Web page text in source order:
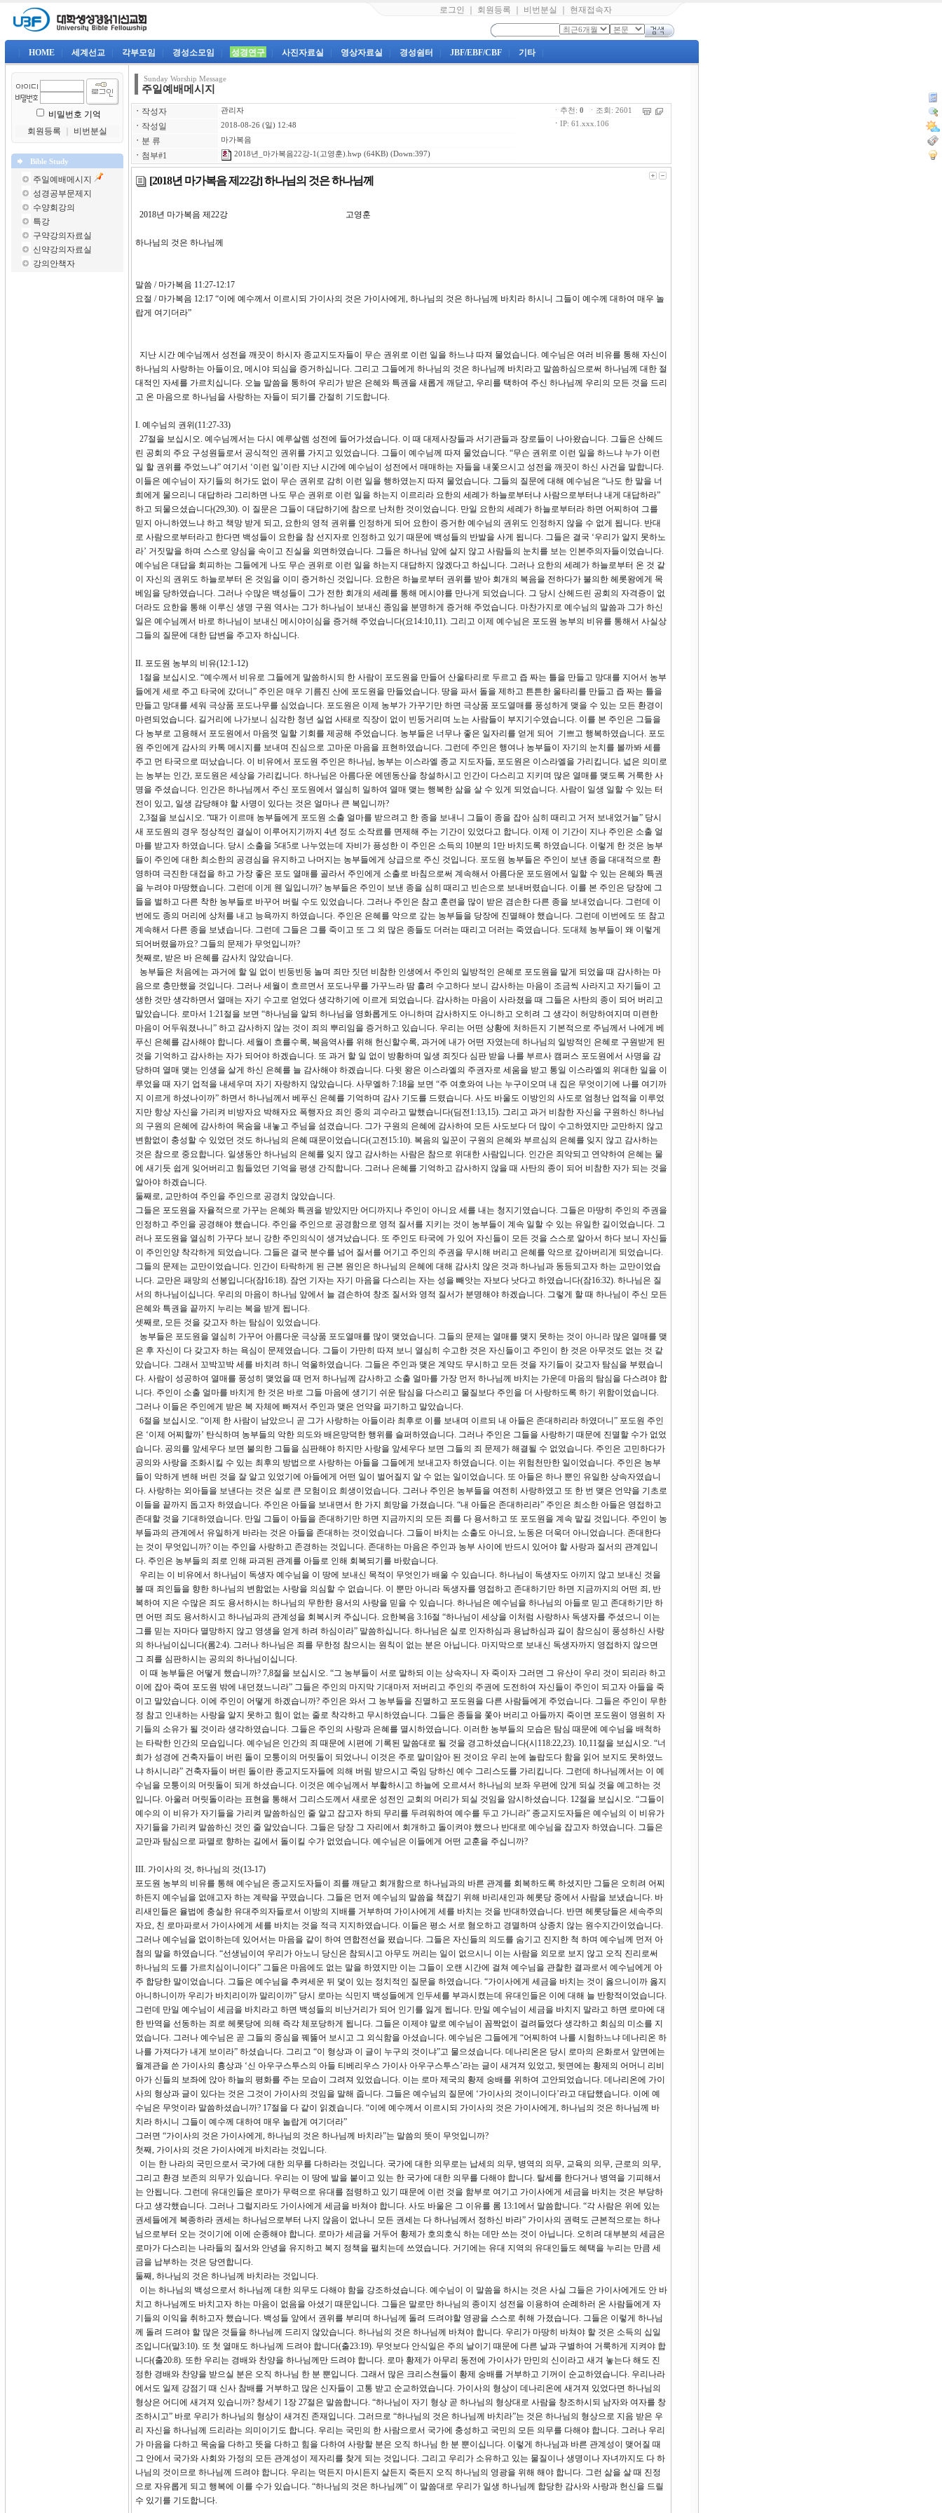
로그인 회원등록 비번분실 현재접속자
HOME 세계선교 각부모임 경성소모임 성경연구 사진자료실 영상자료실 경성쉼터 JBF/EBF/CBF 기타
비밀번호 기억
회원등록
비번분실
Bible Study
주일예배메시지
성경공부문제지
수양회강의
특강
구약강의자료실
신약강의자료실
강의안책자
Sunday Worship Message
주일예배메시지
ㆍ 작성자 관리자
ㆍ 작성일 2018-08-26 (일) 12:48
ㆍ 분 류 마가복음
ㆍ 첨부#1 2018년_마가복음22강-1(고영훈).hwp (64KB) (Down:397)
ㆍ추천: 0 ㆍ조회: 2601
ㆍ IP: 61.xxx.106
[2018년 마가복음 제22강] 하나님의 것은 하나님께
2018년 마가복음 제22강 고영훈
하나님의 것은 하나님께
말씀 / 마가복음 11:27-12:17
요절 / 마가복음 12:17 “이에 예수께서 이르시되 가이사의 것은 가이사에게, 하나님의 것은 하나님께 바치라 하시니 그들이 예수께 대하여 매우 놀
랍게 여기더라”
지난 시간 예수님께서 성전을 깨끗이 하시자 종교지도자들이 무슨 권위로 이런 일을 하느냐 따져 물었습니다. 예수님은 여러 비유를 통해 자신이
하나님의 사랑하는 아들이요, 메시야 되심을 증거하십니다. 그리고 그들에게 하나님의 것은 하나님께 바치라고 말씀하심으로써 하나님께 대한 절
대적인 자세를 가르치십니다. 오늘 말씀을 통하여 우리가 받은 은혜와 특권을 새롭게 깨닫고, 우리를 택하여 주신 하나님께 우리의 모든 것을 드리
고 온 마음으로 하나님을 사랑하는 자들이 되기를 간절히 기도합니다.
I. 예수님의 권위(11:27-33)
27절을 보십시오. 예수님께서는 다시 예루살렘 성전에 들어가셨습니다. 이 때 대제사장들과 서기관들과 장로들이 나아왔습니다. 그들은 산헤드
린 공회의 주요 구성원들로서 공식적인 권위를 가지고 있었습니다. 그들이 예수님께 따져 물었습니다. “무슨 권위로 이런 일을 하느냐 누가 이런
일 할 권위를 주었느냐” 여기서 ‘이런 일’이란 지난 시간에 예수님이 성전에서 매매하는 자들을 내쫓으시고 성전을 깨끗이 하신 사건을 말합니다.
이들은 예수님이 자기들의 허가도 없이 무슨 권위로 감히 이런 일을 행하였는지 따져 물었습니다. 그들의 질문에 대해 예수님은 “나도 한 말을 너
희에게 물으리니 대답하라 그리하면 나도 무슨 권위로 이런 일을 하는지 이르리라 요한의 세례가 하늘로부터냐 사람으로부터냐 내게 대답하라”
하고 되물으셨습니다(29,30). 이 질문은 그들이 대답하기에 참으로 난처한 것이었습니다. 만일 요한의 세례가 하늘로부터라 하면 어찌하여 그를
믿지 아니하였느냐 하고 책망 받게 되고, 요한의 영적 권위를 인정하게 되어 요한이 증거한 예수님의 권위도 인정하지 않을 수 없게 됩니다. 반대
로 사람으로부터라고 한다면 백성들이 요한을 참 선지자로 인정하고 있기 때문에 백성들의 반발을 사게 됩니다. 그들은 결국 ‘우리가 알지 못하노
라’ 거짓말을 하며 스스로 양심을 속이고 진실을 외면하였습니다. 그들은 하나님 앞에 살지 않고 사람들의 눈치를 보는 인본주의자들이었습니다.
예수님은 대답을 회피하는 그들에게 나도 무슨 권위로 이런 일을 하는지 대답하지 않겠다고 하십니다. 그러나 요한의 세례가 하늘로부터 온 것 같
이 자신의 권위도 하늘로부터 온 것임을 이미 증거하신 것입니다. 요한은 하늘로부터 권위를 받아 회개의 복음을 전하다가 불의한 헤롯왕에게 목
베임을 당하였습니다. 그러나 수많은 백성들이 그가 전한 회개의 세례를 통해 메시야를 만나게 되었습니다. 그 당시 산헤드린 공회의 자격증이 없
더라도 요한을 통해 이루신 생명 구원 역사는 그가 하나님이 보내신 종임을 분명하게 증거해 주었습니다. 마찬가지로 예수님의 말씀과 그가 하신
일은 예수님께서 바로 하나님이 보내신 메시야이심을 증거해 주었습니다(요14:10,11). 그리고 이제 예수님은 포도원 농부의 비유를 통해서 사실상
그들의 질문에 대한 답변을 주고자 하십니다.
II. 포도원 농부의 비유(12:1-12)
1절을 보십시오. “예수께서 비유로 그들에게 말씀하시되 한 사람이 포도원을 만들어 산울타리로 두르고 즙 짜는 틀을 만들고 망대를 지어서 농부
들에게 세로 주고 타국에 갔더니” 주인은 매우 기름진 산에 포도원을 만들었습니다. 땅을 파서 돌을 제하고 튼튼한 울타리를 만들고 즙 짜는 틀을
만들고 망대를 세워 극상품 포도나무를 심었습니다. 포도원은 이제 농부가 가꾸기만 하면 극상품 포도열매를 풍성하게 맺을 수 있는 모든 환경이
마련되었습니다. 길거리에 나가보니 심각한 청년 실업 사태로 직장이 없이 빈둥거리며 노는 사람들이 부지기수였습니다. 이를 본 주인은 그들을
다 농부로 고용해서 포도원에서 마음껏 일할 기회를 제공해 주었습니다. 농부들은 너무나 좋은 일자리를 얻게 되어 기쁘고 행복하였습니다. 포도
원 주인에게 감사의 카톡 메시지를 보내며 진심으로 고마운 마음을 표현하였습니다. 그런데 주인은 행여나 농부들이 자기의 눈치를 볼까봐 세를
주고 먼 타국으로 떠났습니다. 이 비유에서 포도원 주인은 하나님, 농부는 이스라엘 종교 지도자들, 포도원은 이스라엘을 가리킵니다. 넓은 의미로
는 농부는 인간, 포도원은 세상을 가리킵니다. 하나님은 아름다운 에덴동산을 창설하시고 인간이 다스리고 지키며 많은 열매를 맺도록 거룩한 사
명을 주셨습니다. 인간은 하나님께서 주신 포도원에서 열심히 일하여 열매 맺는 행복한 삶을 살 수 있게 되었습니다. 사람이 일생 일할 수 있는 터
전이 있고, 일생 감당해야 할 사명이 있다는 것은 얼마나 큰 복입니까?
2,3절을 보십시오. “때가 이르매 농부들에게 포도원 소출 얼마를 받으려고 한 종을 보내니 그들이 종을 잡아 심히 때리고 거저 보내었거늘” 당시
새 포도원의 경우 정상적인 결실이 이루어지기까지 4년 정도 소작료를 면제해 주는 기간이 있었다고 합니다. 이제 이 기간이 지나 주인은 소출 얼
마를 받고자 하였습니다. 당시 소출을 5대5로 나누었는데 자비가 픙성한 이 주인은 소득의 10분의 1만 바치도록 하였습니다. 이렇게 한 것은 농부
들이 주인에 대한 최소한의 공경심을 유지하고 나머지는 농부들에게 상급으로 주신 것입니다. 포도원 농부들은 주인이 보낸 종을 대대적으로 환
영하며 극진한 대접을 하고 가장 좋은 포도 열매를 골라서 주인에게 소출로 바침으로써 계속해서 아름다운 포도원에서 일할 수 있는 은혜와 특권
을 누려야 마땅했습니다. 그런데 이게 웬 일입니까? 농부들은 주인이 보낸 종을 심히 때리고 빈손으로 보내버렸습니다. 이를 본 주인은 당장에 그
들을 벌하고 다른 착한 농부들로 바꾸어 버릴 수도 있었습니다. 그러나 주인은 참고 훈련을 많이 받은 겸손한 다른 종을 보내었습니다. 그런데 이
번에도 종의 머리에 상처를 내고 능욕까지 하였습니다. 주인은 은혜를 악으로 갚는 농부들을 당장에 진멸해야 했습니다. 그런데 이번에도 또 참고
계속해서 다른 종을 보냈습니다. 그런데 그들은 그를 죽이고 또 그 외 많은 종들도 더러는 때리고 더러는 죽였습니다. 도대체 농부들이 왜 이렇게
되어버렸을까요? 그들의 문제가 무엇입니까?
첫째로, 받은 바 은혜를 감사치 않았습니다.
농부들은 처음에는 과거에 할 일 없이 빈둥빈둥 놀며 죄만 짓던 비참한 인생에서 주인의 일방적인 은혜로 포도원을 맡게 되었을 때 감사하는 마
음으로 충만했을 것입니다. 그러나 세월이 흐르면서 포도나무를 가꾸느라 땀 흘려 수고하다 보니 감사하는 마음이 조금씩 사라지고 자기들이 고
생한 것만 생각하면서 열매는 자기 수고로 얻었다 생각하기에 이르게 되었습니다. 감사하는 마음이 사라졌을 때 그들은 사탄의 종이 되어 버리고
말았습니다. 로마서 1:21절을 보면 “하나님을 알되 하나님을 영화롭게도 아니하며 감사하지도 아니하고 오히려 그 생각이 허망하여지며 미련한
마음이 어두워졌나니” 하고 감사하지 않는 것이 죄의 뿌리임을 증거하고 있습니다. 우리는 어떤 상황에 처하든지 기본적으로 주님께서 나에게 베
푸신 은혜를 감사해야 합니다. 세월이 흐를수록, 복음역사를 위해 헌신할수록, 과거에 내가 어떤 자였는데 하나님의 일방적인 은혜로 구원받게 된
것을 기억하고 감사하는 자가 되어야 하겠습니다. 또 과거 할 일 없이 방황하며 일생 죄짓다 심판 받을 나를 부르사 캠퍼스 포도원에서 사명을 감
당하며 열매 맺는 인생을 살게 하신 은혜를 늘 감사해야 하겠습니다. 다윗 왕은 이스라엘의 주권자로 세움을 받고 통일 이스라엘의 위대한 일을 이
루었을 때 자기 업적을 내세우며 자기 자랑하지 않았습니다. 사무엘하 7:18을 보면 “주 여호와여 나는 누구이오며 내 집은 무엇이기에 나를 여기까
지 이르게 하셨나이까” 하면서 하나님께서 베푸신 은혜를 기억하며 감사 기도를 드렸습니다. 사도 바울도 이방인의 사도로 엄청난 업적을 이루었
지만 항상 자신을 가리켜 비방자요 박해자요 폭행자요 죄인 중의 괴수라고 말했습니다(딤전1:13,15). 그리고 과거 비참한 자신을 구원하신 하나님
의 구원의 은혜에 감사하여 목숨을 내놓고 주님을 섬겼습니다. 그가 구원의 은혜에 감사하여 모든 사도보다 더 많이 수고하였지만 교만하지 않고
변함없이 충성할 수 있었던 것도 하나님의 은혜 때문이었습니다(고전15:10). 복음의 일꾼이 구원의 은혜와 부르심의 은혜를 잊지 않고 감사하는
것은 참으로 중요합니다. 일생동안 하나님의 은혜를 잊지 않고 감사하는 사람은 참으로 위대한 사람입니다. 인간은 죄악되고 연약하여 은혜는 물
에 새기듯 쉽게 잊어버리고 힘들었던 기억을 평생 간직합니다. 그러나 은혜를 기억하고 감사하지 않을 때 사탄의 종이 되어 비참한 자가 되는 것을
알아야 하겠습니다.
둘째로, 교만하여 주인을 주인으로 공경치 않았습니다.
그들은 포도원을 자율적으로 가꾸는 은혜와 특권을 받았지만 어디까지나 주인이 아니요 세를 내는 청지기였습니다. 그들은 마땅히 주인의 주권을
인정하고 주인을 공경해야 했습니다. 주인을 주인으로 공경함으로 영적 질서를 지키는 것이 농부들이 계속 일할 수 있는 유일한 길이었습니다. 그
러나 포도원을 열심히 가꾸다 보니 강한 주인의식이 생겨났습니다. 또 주인도 타국에 가 있어 자신들이 모든 것을 스스로 알아서 하다 보니 자신들
이 주인인양 착각하게 되었습니다. 그들은 결국 분수를 넘어 질서를 어기고 주인의 주권을 무시해 버리고 은혜를 악으로 갚아버리게 되었습니다.
그들의 문제는 교만이었습니다. 인간이 타락하게 된 근본 원인은 하나님의 은혜에 대해 감사치 않은 것과 하나님과 동등되고자 하는 교만이었습
니다. 교만은 패망의 선봉입니다(잠16:18). 잠언 기자는 자기 마음을 다스리는 자는 성을 빼앗는 자보다 낫다고 하였습니다(잠16:32). 하나님은 질
서의 하나님이십니다. 우리의 마음이 하나님 앞에서 늘 겸손하여 창조 질서와 영적 질서가 분명해야 하겠습니다. 그렇게 할 때 하나님이 주신 모든
은혜와 특권을 끝까지 누리는 복을 받게 됩니다.
셋째로, 모든 것을 갖고자 하는 탐심이 있었습니다.
농부들은 포도원을 열심히 가꾸어 아름다운 극상품 포도열매를 많이 맺었습니다. 그들의 문제는 열매를 맺지 못하는 것이 아니라 많은 열매를 맺
은 후 자신이 다 갖고자 하는 욕심이 문제였습니다. 그들이 가만히 따져 보니 열심히 수고한 것은 자신들이고 주인이 한 것은 아무것도 없는 것 같
았습니다. 그래서 꼬박꼬박 세를 바치려 하니 억울하였습니다. 그들은 주인과 맺은 계약도 무시하고 모든 것을 자기들이 갖고자 탐심을 부렸습니
다. 사람이 성공하여 열매를 풍성히 맺었을 때 먼저 하나님께 감사하고 소출 얼마를 가장 먼저 하나님께 바치는 가운데 마음의 탐심을 다스려야 합
니다. 주인이 소출 얼마를 바치게 한 것은 바로 그들 마음에 생기기 쉬운 탐심을 다스리고 물질보다 주인을 더 사랑하도록 하기 위함이었습니다.
그러나 이들은 주인에게 받은 복 자체에 빠져서 주인과 맺은 언약을 파기하고 말았습니다.
6절을 보십시오. “이제 한 사람이 남았으니 곧 그가 사랑하는 아들이라 최후로 이를 보내며 이르되 내 아들은 존대하리라 하였더니” 포도원 주인
은 ‘이제 어찌할까’ 탄식하며 농부들의 악한 의도와 배은망덕한 행위를 슬퍼하였습니다. 그러나 주인은 그들을 사랑하기 때문에 진멸할 수가 없었
습니다. 공의를 앞세우다 보면 불의한 그들을 심판해야 하지만 사랑을 앞세우다 보면 그들의 죄 문제가 해결될 수 없었습니다. 주인은 고민하다가
공의와 사랑을 조화시킬 수 있는 최후의 방법으로 사랑하는 아들을 그들에게 보내고자 하였습니다. 이는 위험천만한 일이었습니다. 주인은 농부
들이 악하게 변해 버린 것을 잘 알고 있었기에 아들에게 어떤 일이 벌어질지 알 수 없는 일이었습니다. 또 아들은 하나 뿐인 유일한 상속자였습니
다. 사랑하는 외아들을 보낸다는 것은 실로 큰 모험이요 희생이었습니다. 그러나 주인은 농부들을 여전히 사랑하였고 또 한 번 맺은 언약을 기초로
이들을 끝까지 돕고자 하였습니다. 주인은 아들을 보내면서 한 가지 희망을 가졌습니다. “내 아들은 존대하리라” 주인은 최소한 아들은 영접하고
존대할 것을 기대하였습니다. 만일 그들이 아들을 존대하기만 하면 지금까지의 모든 죄를 다 용서하고 또 포도원을 계속 맡길 것입니다. 주인이 농
부들과의 관계에서 유일하게 바라는 것은 아들을 존대하는 것이었습니다. 그들이 바치는 소출도 아니요, 노동은 더욱더 아니었습니다. 존대한다
는 것이 무엇입니까? 이는 주인을 사랑하고 존경하는 것입니다. 존대하는 마음은 주인과 농부 사이에 반드시 있어야 할 사랑과 질서의 관계입니
다. 주인은 농부들의 죄로 인해 파괴된 관계를 아들로 인해 회복되기를 바랐습니다.
우리는 이 비유에서 하나님이 독생자 예수님을 이 땅에 보내신 목적이 무엇인가 배울 수 있습니다. 하나님이 독생자도 아끼지 않고 보내신 것을
볼 때 죄인들을 향한 하나님의 변함없는 사랑을 의심할 수 없습니다. 이 뿐만 아니라 독생자를 영접하고 존대하기만 하면 지금까지의 어떤 죄, 반
복하여 지은 수많은 죄도 용서하시는 하나님의 무한한 용서의 사랑을 믿을 수 있습니다. 하나님은 예수님을 하나님의 아들로 믿고 존대하기만 하
면 어떤 죄도 용서하시고 하나님과의 관계성을 회복시켜 주십니다. 요한복음 3:16절 “하나님이 세상을 이처럼 사랑하사 독생자를 주셨으니 이는
그를 믿는 자마다 멸망하지 않고 영생을 얻게 하려 하심이라” 말씀하십니다. 하나님은 실로 인자하심과 용납하심과 길이 참으심이 풍성하신 사랑
의 하나님이십니다(롬2:4). 그러나 하나님은 죄를 무한정 참으시는 원칙이 없는 분은 아닙니다. 마지막으로 보내신 독생자까지 영접하지 않으면
그 죄를 심판하시는 공의의 하나님이십니다.
이 때 농부들은 어떻게 했습니까? 7,8절을 보십시오. “그 농부들이 서로 말하되 이는 상속자니 자 죽이자 그러면 그 유산이 우리 것이 되리라 하고
이에 잡아 죽여 포도원 밖에 내던졌느니라” 그들은 주인의 마지막 기대마저 저버리고 주인의 주권에 도전하여 자신들이 주인이 되고자 아들을 죽
이고 말았습니다. 이에 주인이 어떻게 하겠습니까? 주인은 와서 그 농부들을 진멸하고 포도원을 다른 사람들에게 주었습니다. 그들은 주인이 무한
정 참고 인내하는 사랑을 알지 못하고 힘이 없는 줄로 착각하고 무시하였습니다. 그들은 종들을 쫓아 버리고 아들까지 죽이면 포도원이 영원히 자
기들의 소유가 될 것이라 생각하였습니다. 그들은 주인의 사랑과 은혜를 멸시하였습니다. 이러한 농부들의 모습은 탐심 때문에 예수님을 배척하
는 타락한 인간의 모습입니다. 예수님은 인간의 죄 때문에 시편에 기록된 말씀대로 될 것을 경고하셨습니다(시118:22,23). 10,11절을 보십시오. “너
희가 성경에 건축자들이 버린 돌이 모퉁이의 머릿돌이 되었나니 이것은 주로 말미암아 된 것이요 우리 눈에 놀랍도다 함을 읽어 보지도 못하였느
냐 하시니라” 건축자들이 버린 돌이란 종교지도자들에 의해 버림 받으시고 죽임 당하신 예수 그리스도를 가리킵니다. 그런데 하나님께서는 이 예
수님을 모퉁이의 머릿돌이 되게 하셨습니다. 이것은 예수님께서 부활하시고 하늘에 오르셔서 하나님의 보좌 우편에 앉게 되실 것을 예고하는 것
입니다. 아울러 머릿돌이라는 표현을 통해서 그리스도께서 새로운 성전인 교회의 머리가 되실 것임을 암시하셨습니다. 12절을 보십시오. “그들이
예수의 이 비유가 자기들을 가리켜 말씀하심인 줄 알고 잡고자 하되 무리를 두려워하여 예수를 두고 가니라” 종교지도자들은 예수님의 이 비유가
자기들을 가리켜 말씀하신 것인 줄 알았습니다. 그들은 당장 그 자리에서 회개하고 돌이켜야 했으나 반대로 예수님을 잡고자 하였습니다. 그들은
교만과 탐심으로 파멸로 향하는 길에서 돌이킬 수가 없었습니다. 예수님은 이들에게 어떤 교훈을 주십니까?
III. 가이사의 것, 하나님의 것(13-17)
포도원 농부의 비유를 통해 예수님은 종교지도자들이 죄를 깨닫고 회개함으로 하나님과의 바른 관계를 회복하도록 하셨지만 그들은 오히려 어찌
하든지 예수님을 없애고자 하는 계략을 꾸몄습니다. 그들은 먼저 예수님의 말씀을 책잡기 위해 바리새인과 헤롯당 중에서 사람을 보냈습니다. 바
리새인들은 율법에 충실한 유대주의자들로서 이방의 지배를 거부하며 가이사에게 세를 바치는 것을 반대하였습니다. 반면 헤롯당들은 세속주의
자요, 친 로마파로서 가이사에게 세를 바치는 것을 적극 지지하였습니다. 이들은 평소 서로 혐오하고 경멸하며 상종치 않는 원수지간이었습니다.
그러나 예수님을 없이하는데 있어서는 마음을 같이 하여 연합전선을 폈습니다. 그들은 자신들의 의도를 숨기고 진지한 척 하며 예수님께 먼저 아
첨의 말을 하였습니다. “선생님이여 우리가 아노니 당신은 참되시고 아무도 꺼리는 일이 없으시니 이는 사람을 외모로 보지 않고 오직 진리로써
하나님의 도를 가르치심이니이다” 그들은 마음에도 없는 말을 하였지만 이는 그들이 오랜 시간에 걸쳐 예수님을 관찰한 결과로서 예수님에게 아
주 합당한 말이었습니다. 그들은 예수님을 추켜세운 뒤 덫이 있는 정치적인 질문을 하였습니다. “가이사에게 세금을 바치는 것이 옳으니이까 옳지
아니하니이까 우리가 바치리이까 말리이까” 당시 로마는 식민지 백성들에게 인두세를 부과시켰는데 유대인들은 이에 대해 늘 반항적이었습니다.
그런데 만일 예수님이 세금을 바치라고 하면 백성들의 비난거리가 되어 인기를 잃게 됩니다. 만일 예수님이 세금을 바치지 말라고 하면 로마에 대
한 반역을 선동하는 죄로 헤롯당에 의해 즉각 체포당하게 됩니다. 그들은 이제야 말로 예수님이 꼼짝없이 걸려들었다 생각하고 회심의 미소를 지
었습니다. 그러나 예수님은 곧 그들의 중심을 꿰뚫어 보시고 그 외식함을 아셨습니다. 예수님은 그들에게 “어찌하여 나를 시험하느냐 데나리온 하
나를 가져다가 내게 보이라” 하셨습니다. 그리고 “이 형상과 이 글이 누구의 것이냐”고 물으셨습니다. 데나리온은 당시 로마의 은화로서 앞면에는
월계관을 쓴 가이사의 흉상과 ‘신 아우구스투스의 아들 티베리우스 가이사 아우구스투스’라는 글이 새겨져 있었고, 뒷면에는 황제의 어머니 리비
아가 신들의 보좌에 앉아 하늘의 평화를 주는 모습이 그려져 있었습니다. 이는 로마 제국의 황제 숭배를 위하여 고안되었습니다. 데나리온에 가이
사의 형상과 글이 있다는 것은 그것이 가이사의 것임을 말해 줍니다. 그들은 예수님의 질문에 ‘가이사의 것이니이다’라고 대답했습니다. 이에 예
수님은 무엇이라 말씀하셨습니까? 17절을 다 같이 읽겠습니다. “이에 예수께서 이르시되 가이사의 것은 가이사에게, 하나님의 것은 하나님께 바
치라 하시니 그들이 예수께 대하여 매우 놀랍게 여기더라”
그러면 “가이사의 것은 가이사에게, 하나님의 것은 하나님께 바치라”는 말씀의 뜻이 무엇입니까?
첫째, 가이사의 것은 가이사에게 바치라는 것입니다.
이는 한 나라의 국민으로서 국가에 대한 의무를 다하라는 것입니다. 국가에 대한 의무로는 납세의 의무, 병역의 의무, 교육의 의무, 근로의 의무,
그리고 환경 보존의 의무가 있습니다. 우리는 이 땅에 발을 붙이고 있는 한 국가에 대한 의무를 다해야 합니다. 탈세를 한다거나 병역을 기피해서
는 안됩니다. 그런데 유대인들은 로마가 무력으로 유대를 점령하고 있기 때문에 이런 것을 함부로 여기고 가이사에게 세금을 바치는 것은 부당하
다고 생각했습니다. 그러나 그럴지라도 가이사에게 세금을 바쳐야 합니다. 사도 바울은 그 이유를 롬 13:1에서 말씀합니다. “각 사람은 위에 있는
권세들에게 복종하라 권세는 하나님으로부터 나지 않음이 없나니 모든 권세는 다 하나님께서 정하신 바라” 가이사의 권력도 근본적으로는 하나
님으로부터 오는 것이기에 이에 순종해야 합니다. 로마가 세금을 거두어 황제가 호의호식 하는 데만 쓰는 것이 아닙니다. 오히려 대부분의 세금은
로마가 다스리는 나라들의 질서와 안녕을 유지하고 복지 정책을 펼치는데 쓰였습니다. 거기에는 유대 지역의 유대인들도 혜택을 누리는 만큼 세
금을 납부하는 것은 당연합니다.
둘째, 하나님의 것은 하나님께 바치라는 것입니다.
이는 하나님의 백성으로서 하나님께 대한 의무도 다해야 함을 강조하셨습니다. 예수님이 이 말씀을 하시는 것은 사실 그들은 가이사에게도 안 바
치고 하나님께도 바치고자 하는 마음이 없음을 아셨기 때문입니다. 그들은 말로만 하나님의 종이지 성전을 이용하여 순례하러 온 사람들에게 자
기들의 이익을 취하고자 했습니다. 백성들 앞에서 권위를 부리며 하나님께 돌려 드려야할 영광을 스스로 취해 가졌습니다. 그들은 이렇게 하나님
께 돌려 드려야 할 많은 것들을 하나님께 드리지 않았습니다. 하나님의 것은 하나님께 바쳐야 합니다. 우리가 마땅히 바쳐야 할 것은 소득의 십일
조입니다(말3:10). 또 첫 열매도 하나님께 드려야 합니다(출23:19). 무엇보다 안식일은 주의 날이기 때문에 다른 날과 구별하여 거룩하게 지켜야 합
니다(출20:8). 또한 우리는 경배와 찬양을 하나님께만 드려야 합니다. 로마 황제가 아무리 동전에 가이사가 만민의 신이라고 새겨 놓는다 해도 진
정한 경배와 찬양을 받으실 분은 오직 하나님 한 분 뿐입니다. 그래서 많은 크리스쳔들이 황제 숭배를 거부하고 기꺼이 순교하였습니다. 우리나라
에서도 일제 강점기 때 신사 참배를 거부하고 많은 신자들이 고통 받고 순교하였습니다. 가이사의 형상이 데나리온에 새겨져 있었다면 하나님의
형상은 어디에 새겨져 있습니까? 창세기 1장 27절은 말씀합니다. “하나님이 자기 형상 곧 하나님의 형상대로 사람을 창조하시되 남자와 여자를 창
조하시고” 바로 우리가 하나님의 형상이 새겨진 존재입니다. 그러므로 “하나님의 것은 하나님께 바치라”는 것은 하나님의 형상으로 지음 받은 우
리 자신을 하나님께 드리라는 의미이기도 합니다. 우리는 국민의 한 사람으로서 국가에 충성하고 국민의 모든 의무를 다해야 합니다. 그러나 우리
가 마음을 다하고 목숨을 다하고 뜻을 다하고 힘을 다하여 사랑할 분은 오직 하나님 한 분 뿐이십니다. 이렇게 하나님과 바른 관계성이 맺어질 때
그 안에서 국가와 사회와 가정의 모든 관계성이 제자리를 찾게 되는 것입니다. 그리고 우리가 소유하고 있는 물질이나 생명이나 자녀까지도 다 하
나님의 것이므로 하나님께 드려야 합니다. 우리는 먹든지 마시든지 살든지 죽든지 오직 하나님의 영광을 위해 해야 합니다. 그런 삶을 살 때 진정
으로 자유롭게 되고 행복에 이를 수가 있습니다. “하나님의 것은 하나님께” 이 말씀대로 우리가 일생 하나님께 합당한 감사와 사랑과 헌신을 드릴
수 있기를 기도합니다.